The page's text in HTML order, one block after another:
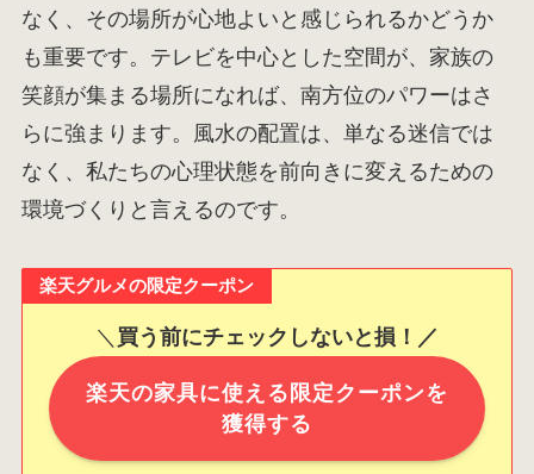
なく、その場所が心地よいと感じられるかどうか
も重要です。テレビを中心とした空間が、家族の
笑顔が集まる場所になれば、南方位のパワーはさ
らに強まります。風水の配置は、単なる迷信では
なく、私たちの心理状態を前向きに変えるための
環境づくりと言えるのです。
楽天グルメの限定クーポン
＼ 買う前にチェックしないと損！／
楽天の家具に使える限定クーポンを
獲得する